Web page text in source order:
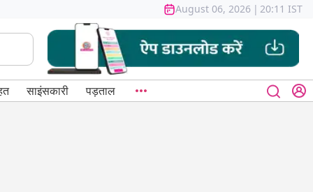
August 06, 2026 | 20:11 IST
साइंसकारी पड़ताल